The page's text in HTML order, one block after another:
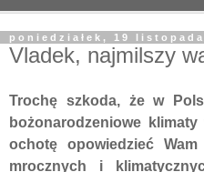
poniedziałek, 19 listopada
Vladek, najmilszy
Trochę szkoda, że w
bożonarodzeniowe
ochotę opowiedzieć
mrocznych i